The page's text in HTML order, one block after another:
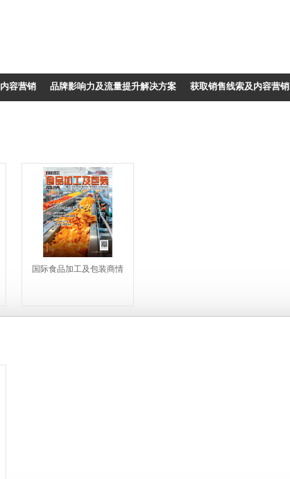
内容营销 品牌影响力及流量提升解决方案 获取销售线索及内容营销
国际食品加工及包装商情